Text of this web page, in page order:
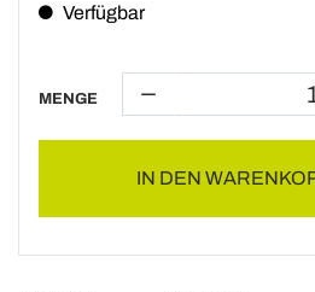
Verfügbar
MENGE
IN DEN